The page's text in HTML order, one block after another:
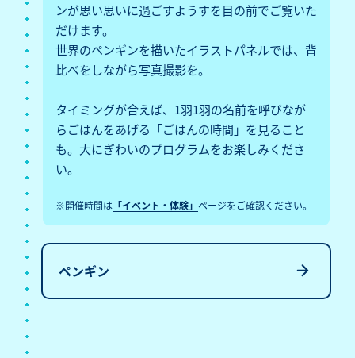
ンが思い思いに過ごすようすを目の前でご覧いた
だけます。
世界のペンギンを描いたイラストパネルでは、背
比べをしながら写真撮影を。
タイミングが合えば、1羽1羽の名前を呼びなが
らごはんをあげる「ごはんの時間」を見ること
も。大にぎわいのプログラムをお楽しみくださ
い。
※開催時間は 「イベント・体験」 ページをご確認ください。
ペンギン